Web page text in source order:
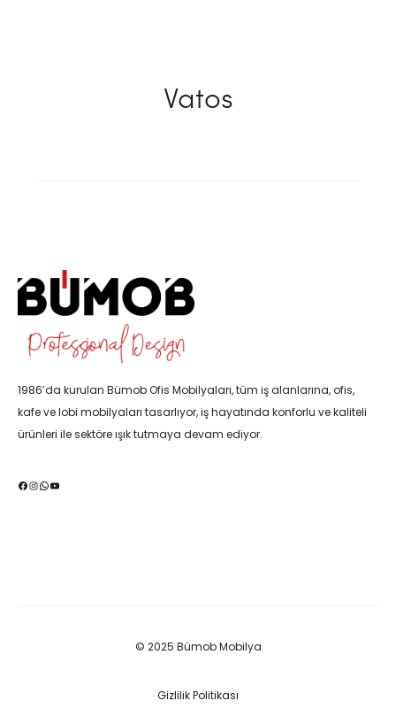
Vatos
1986’da kurulan Bümob Ofis Mobilyaları, tüm iş alanlarına, ofis,
kafe ve lobi mobilyaları tasarlıyor, iş hayatında konforlu ve kaliteli
ürünleri ile sektöre ışık tutmaya devam ediyor.
Facebook
Instagram
WhatsApp
YouTube
© 2025 Bümob Mobilya
Gizlilik Politikası